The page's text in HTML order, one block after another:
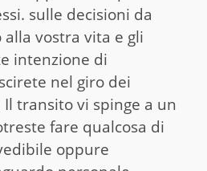
sulle decisioni da
vostra vita e gli
intenzione di
nel giro dei
transito vi spinge a un
fare qualcosa di
oppure